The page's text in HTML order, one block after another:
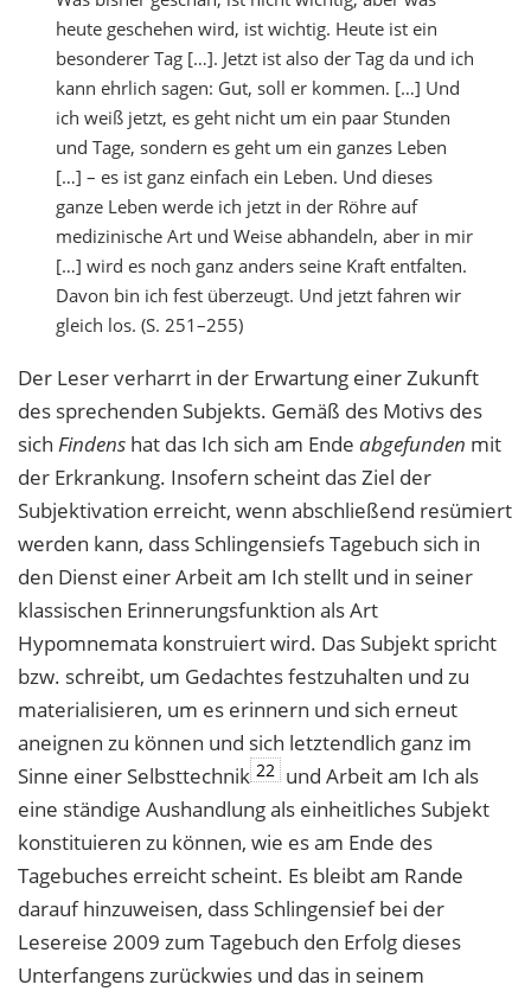
heute geschehen wird, ist wichtig. Heute ist ein
besonderer Tag […]. Jetzt ist also der Tag da und ich
kann ehrlich sagen: Gut, soll er kommen. […] Und
ich weiß jetzt, es geht nicht um ein paar Stunden
und Tage, sondern es geht um ein ganzes Leben
[…] – es ist ganz einfach ein Leben. Und dieses
ganze Leben werde ich jetzt in der Röhre auf
medizinische Art und Weise abhandeln, aber in mir
[…] wird es noch ganz anders seine Kraft entfalten.
Davon bin ich fest überzeugt. Und jetzt fahren wir
gleich los. (S. 251–255)
Der Leser verharrt in der Erwartung einer Zukunft
des sprechenden Subjekts. Gemäß des Motivs des
sich Findens hat das Ich sich am Ende abgefunden mit
der Erkrankung. Insofern scheint das Ziel der
Subjektivation erreicht, wenn abschließend resümiert
werden kann, dass Schlingensiefs Tagebuch sich in
den Dienst einer Arbeit am Ich stellt und in seiner
klassischen Erinnerungsfunktion als Art
Hypomnemata konstruiert wird. Das Subjekt spricht
bzw. schreibt, um Gedachtes festzuhalten und zu
materialisieren, um es erinnern und sich erneut
aneignen zu können und sich letztendlich ganz im
Sinne einer Selbsttechnik 22 und Arbeit am Ich als
eine ständige Aushandlung als einheitliches Subjekt
konstituieren zu können, wie es am Ende des
Tagebuches erreicht scheint. Es bleibt am Rande
darauf hinzuweisen, dass Schlingensief bei der
Lesereise 2009 zum Tagebuch den Erfolg dieses
Unterfangens zurückwies und das in seinem